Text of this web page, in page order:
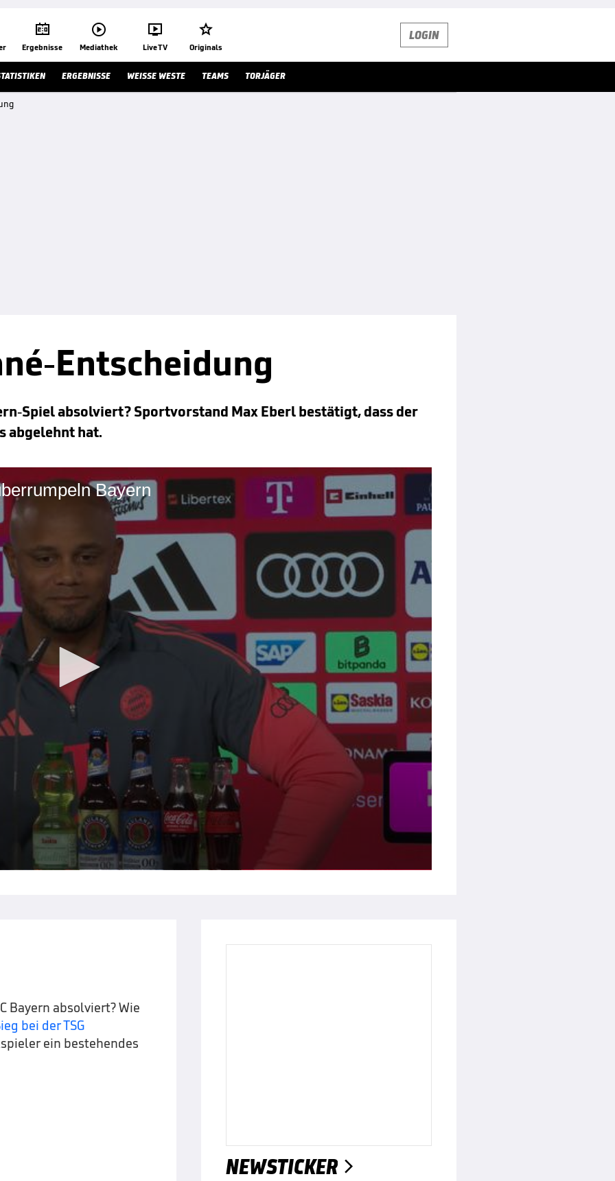

Ergebnisse

Mediathek

Live TV

Originals
LOGIN
ERGEBNISSE WEISSE WESTE TEAMS TORJÄGER
Entscheidung
Spiel absolviert? Sportvorstand Max Eberl bestätigt, dass der
abgelehnt hat.
Bayern
Bayern absolviert? Wie
bei der TSG
ein bestehendes
NEWSTICKER 